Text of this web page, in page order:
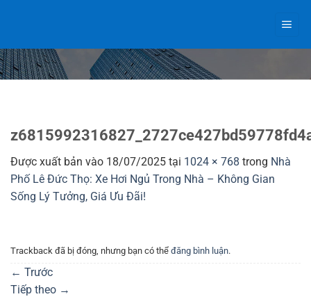
dung
Được xuất bản vào 18/07/2025 tại 1024 × 768 trong Nhà
Phố Lê Đức Thọ: Xe Hơi Ngủ Trong Nhà – Không Gian
Sống Lý Tưởng, Giá Ưu Đãi!
Trackback đã bị đóng, nhưng bạn có thể đăng bình luận.
← Trước
Tiếp theo →